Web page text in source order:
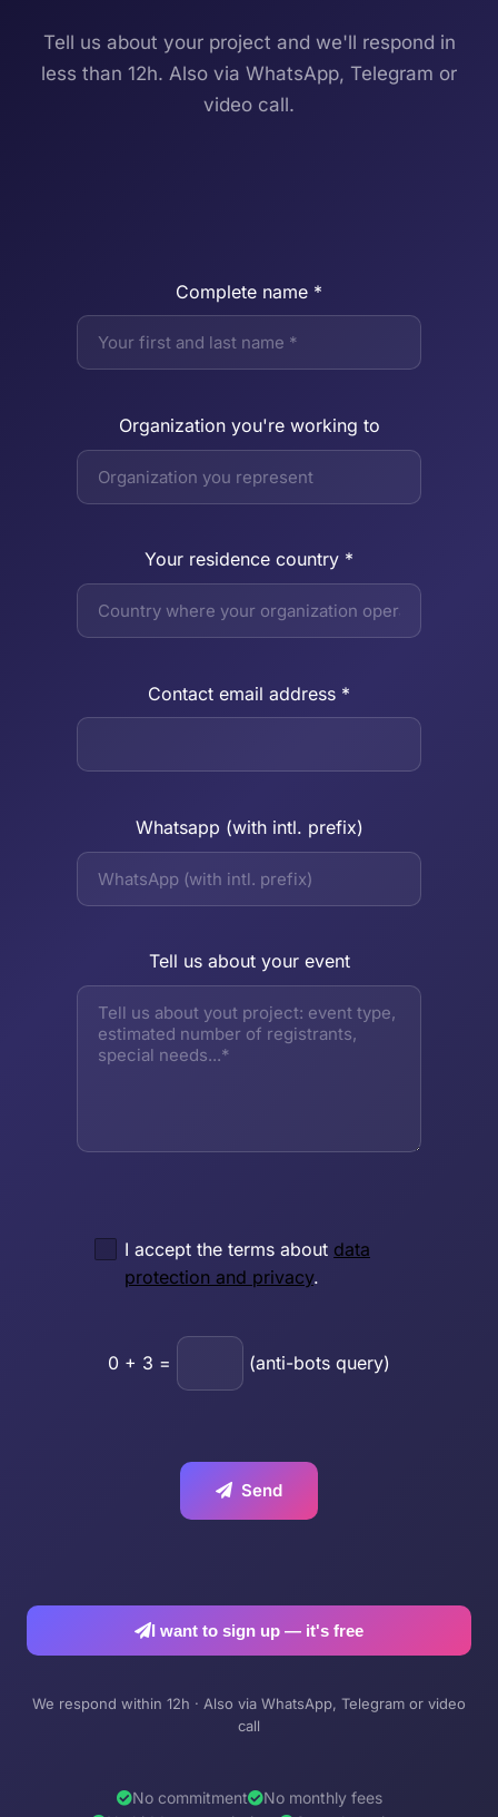
Tell us about your project and we'll respond in
less than 12h. Also via WhatsApp, Telegram or
video call.
Complete name *
Organization you're working to
Your residence country *
Contact email address *
Whatsapp (with intl. prefix)
Tell us about your event
I accept the terms about data
protection and privacy.
0 + 3 = (anti-bots query)
Send
I want to sign up — it's free
We respond within 12h · Also via WhatsApp, Telegram or video
call
No commitment
No monthly fees